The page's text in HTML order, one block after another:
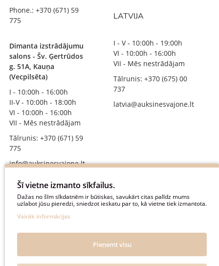
Phone.: +370 (671) 59
775
Dimanta izstrādājumu
salons - Šv. Ģertrūdos
g. 51A, Kauņa
(Vecpilsēta)
I - 10:00h - 16:00h
II-V - 10:00h - 18:00h
VI - 10:00h - 16:00h
VII - Mēs nestrādājam
Tālrunis: +370 (671) 59
775
info@auksinesvajone.lt
SEKOJIET MUMS
auksinesvajone
@auksinesvajone3600
LATVIJA
I - V - 10:00h - 19:00h
VI - 10:00h - 16:00h
VII - Mēs nestrādājam
Tālrunis: +370 (675) 00
737
latvia@auksinesvajone.lt
Šī vietne izmanto sīkfailus.
Dažas no šīm sīkdatnēm ir būtiskas, savukārt citas palīdz mums
uzlabot jūsu pieredzi, sniedzot ieskatu par to, kā vietne tiek izmantota.
Vairāk informācijas
Pieņemt visu